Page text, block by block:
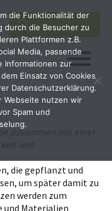
Search
for:
SEARCH
zusammen mit einer
und
die gepflanzt und
um später damit zu
werden zum
und Materialien
die Funktionalität der
durch die Besucher zu
Plattformen z.B.
Media, passende
Informationen zur
Einsatz von Cookies
Datenschutzerklärung.
Webseite nutzen wir
Spam und